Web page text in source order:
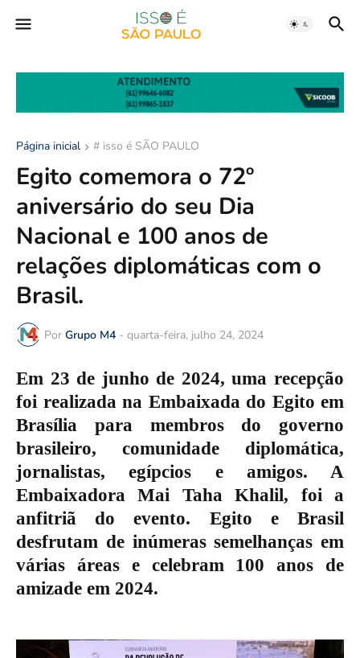
Página inicial # isso é SÃO PAULO
Egito comemora o 72º
aniversário do seu Dia
Nacional e 100 anos de
relações diplomáticas com o
Brasil.
Por Grupo M4 - quarta-feira, julho 24, 2024
Em 23 de junho de 2024, uma recepção
foi realizada na Embaixada do Egito em
Brasília para membros do governo
brasileiro, comunidade diplomática,
jornalistas, egípcios e amigos. A
Embaixadora Mai Taha Khalil, foi a
anfitriã do evento. Egito e Brasil
desfrutam de inúmeras semelhanças em
várias áreas e celebram 100 anos de
amizade em 2024.